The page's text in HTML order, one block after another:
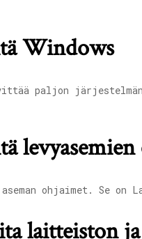
Windows
paljon
ohjaimet. Se on
laitteiston